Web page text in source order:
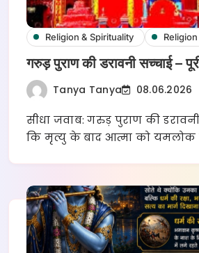
Religion & Spirituality
गरुड़ पुराण की डरावनी सच्चाई –
Tanya Tanya 08.06.2026
सीधा जवाब: गरुड़ पुराण की
कि मृत्यु के बाद आत्मा को यमलोक